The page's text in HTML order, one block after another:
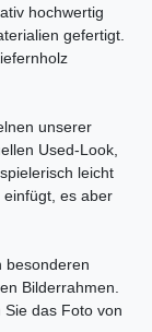
hochwertig
gefertigt.
unserer
Used-Look,
leicht
es aber
besonderen
Bilderrahmen.
das Foto von